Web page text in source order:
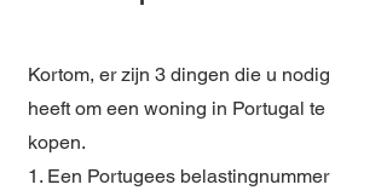
Kortom, er zijn 3 dingen die u nodig
heeft om een woning in Portugal te
kopen.
1. Een Portugees belastingnummer